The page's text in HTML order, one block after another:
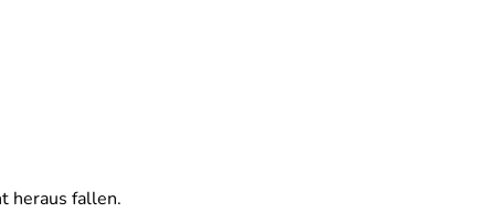
heraus fallen.